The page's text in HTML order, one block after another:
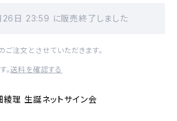
日 23:59 に販売終了しました
注文とさせていただきます。
。送料を確認する
綾理 生誕ネットサイン会